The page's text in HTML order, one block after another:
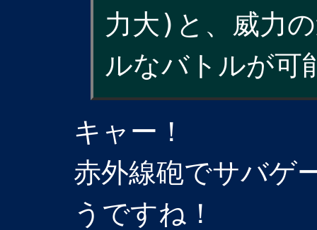
力大)と、威力
ルなバトルが可
キャー！
赤外線砲でサバゲ
うですね！